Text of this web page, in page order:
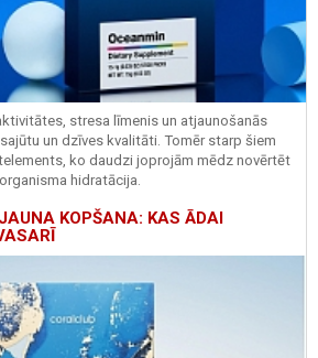
stresa līmenis un atjaunošanās
un dzīves kvalitāti. Tomēr starp šiem
ko daudzi joprojām mēdz novērtēt
hidratācija.
KOPŠANA: KAS ĀDAI